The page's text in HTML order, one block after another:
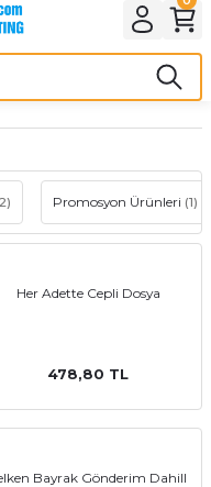
Promosyon Ürünleri (1)
Her Adette Cepli Dosya
478,80 TL
Bayrak Gönderim Dahill